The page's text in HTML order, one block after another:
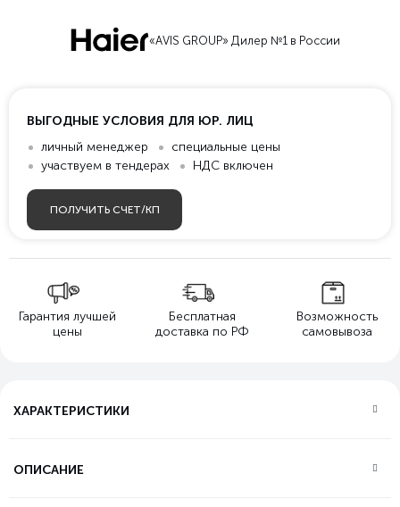
«AVIS GROUP» Дилер №1 в России
ВЫГОДНЫЕ УСЛОВИЯ ДЛЯ ЮР. ЛИЦ
личный менеджер
специальные цены
участвуем в тендерах
НДС включен
ПОЛУЧИТЬ СЧЕТ/КП
Гарантия лучшей
цены
Бесплатная
доставка по РФ
Возможность
самовывоза
ХАРАКТЕРИСТИКИ
ОПИСАНИЕ